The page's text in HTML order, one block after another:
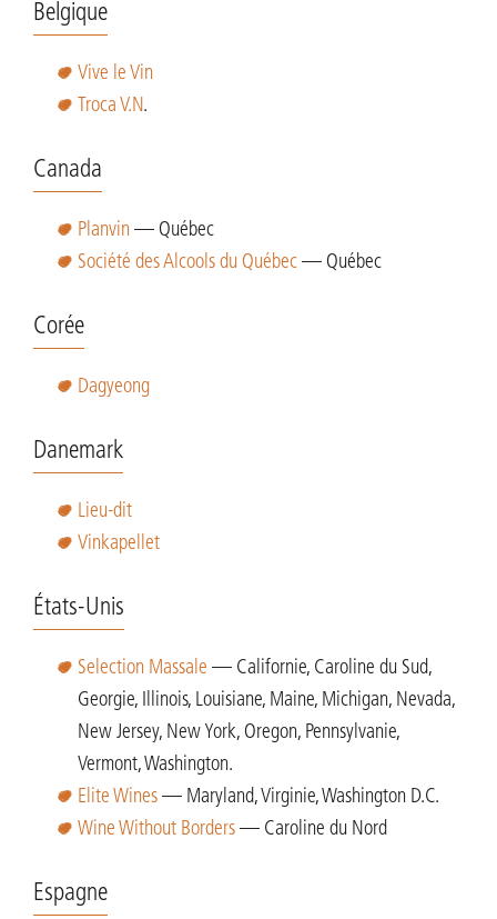
Belgique
Vive le Vin
Troca V.N.
Canada
Planvin — Québec
Société des Alcools du Québec — Québec
Corée
Dagyeong
Danemark
Lieu-dit
Vinkapellet
États-Unis
Selection Massale — Californie, Caroline du Sud,
Georgie, Illinois, Louisiane, Maine, Michigan, Nevada,
New Jersey, New York, Oregon, Pennsylvanie,
Vermont, Washington.
Elite Wines — Maryland, Virginie, Washington D.C.
Wine Without Borders — Caroline du Nord
Espagne